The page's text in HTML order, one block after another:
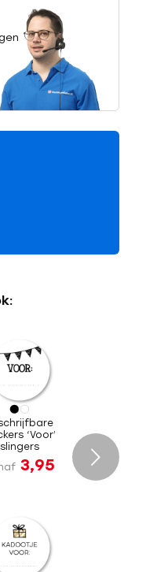
‘Voor’
slingers
3,95